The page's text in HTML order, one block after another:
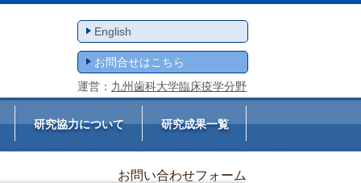
English
お問合せはこちら
運営： 九州歯科大学臨床疫学分野
研究協力について 研究成果一覧
お問い合わせフォーム